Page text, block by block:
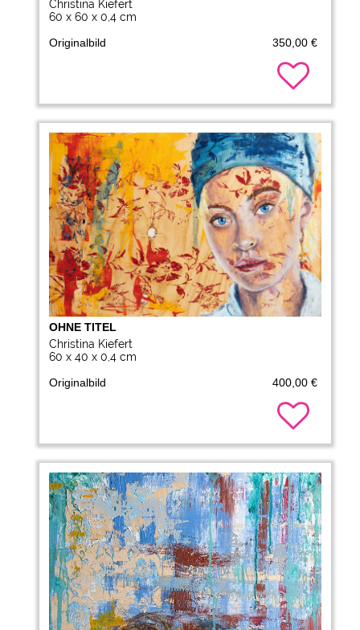
Christina Kiefert
60 x 60 x 0,4 cm
Originalbild
350,00 €
OHNE TITEL
Christina Kiefert
60 x 40 x 0,4 cm
Originalbild
400,00 €